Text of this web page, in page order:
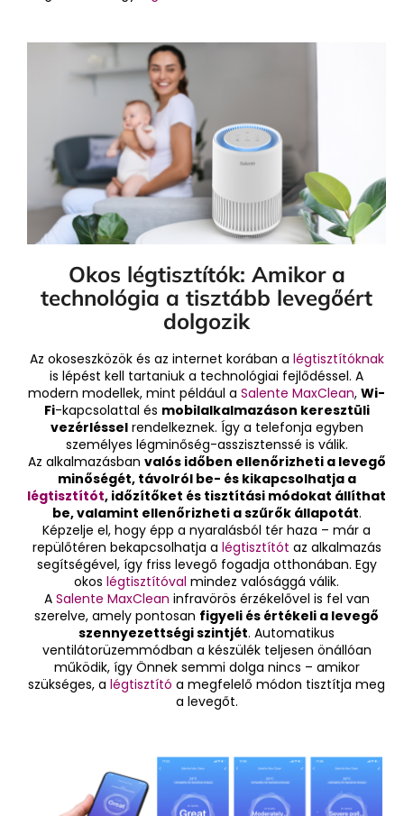
Okos légtisztítók: Amikor a
technológia a tisztább levegőért
dolgozik
Az okoseszközök és az internet korában a légtisztítóknak
is lépést kell tartaniuk a technológiai fejlődéssel. A
modern modellek, mint például a Salente MaxClean, Wi-
Fi-kapcsolattal és mobilalkalmazáson keresztüli
vezérlésselrendelkeznek. Így a telefonja egyben
személyes légminőség-asszisztenssé is válik.
Az alkalmazásban valós időben ellenőrizheti a levegő
minőségét, távolról be- és kikapcsolhatja a
légtisztítót, időzítőket és tisztítási módokat állíthat
be, valamint ellenőrizheti a szűrők állapotát.
Képzelje el, hogy épp a nyaralásból tér haza – már a
repülőtéren bekapcsolhatja a légtisztítót az alkalmazás
segítségével, így friss levegő fogadja otthonában. Egy
okos légtisztítóval mindez valósággá válik.
A Salente MaxClean infravörös érzékelővel is fel van
szerelve, amely pontosan figyeli és értékeli a levegő
szennyezettségi szintjét. Automatikus
ventilátorüzemmódban a készülék teljesen önállóan
működik, így Önnek semmi dolga nincs – amikor
szükséges, a légtisztító a megfelelő módon tisztítja meg
a levegőt.